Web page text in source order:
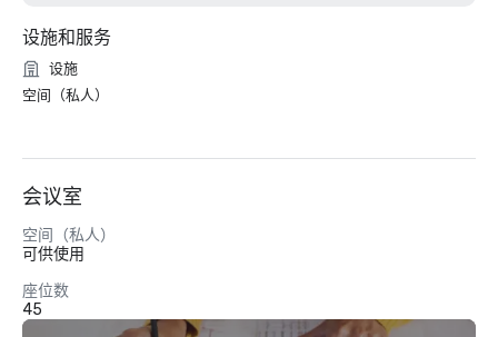
设施和服务
设施
空间（私人）
会议室
空间（私人）
可供使用
座位数
45